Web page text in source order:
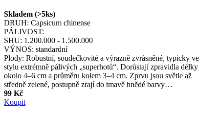
Skladem (>5ks)
DRUH: Capsicum chinense
PÁLIVOST:
SHU: 1.200.000 - 1.500.000
VÝNOS: standardní
Plody: Robustní, soudečkovité a výrazně zvrásněné, typicky ve
stylu extrémně pálivých „superhotů“. Dorůstají zpravidla délky
okolo 4–6 cm a průměru kolem 3–4 cm. Zprvu jsou světle až
středně zelené, postupně zrají do tmavě hnědé barvy…
99 Kč
Koupit